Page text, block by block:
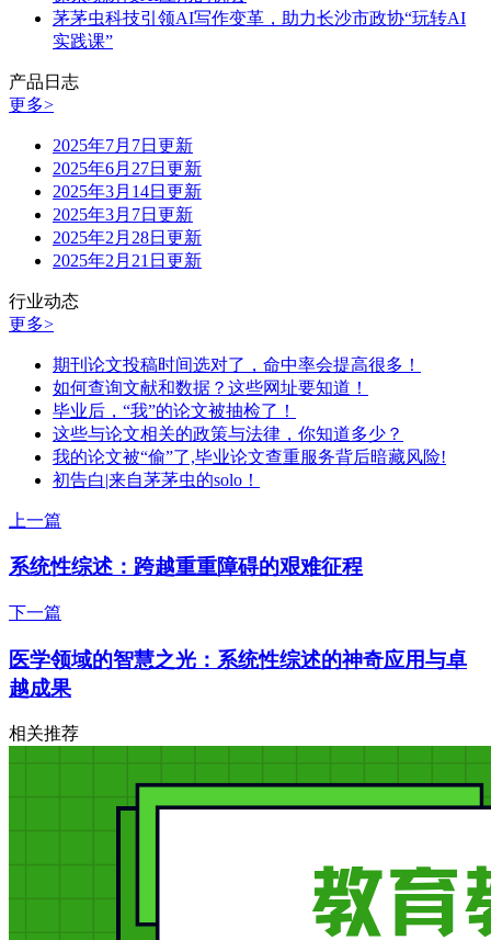
茅茅虫科技引领AI写作变革，助力长沙市政协“玩转AI
实践课”
产品日志
更多>
2025年7月7日更新
2025年6月27日更新
2025年3月14日更新
2025年3月7日更新
2025年2月28日更新
2025年2月21日更新
行业动态
更多>
期刊论文投稿时间选对了，命中率会提高很多！
如何查询文献和数据？这些网址要知道！
毕业后，“我”的论文被抽检了！
这些与论文相关的政策与法律，你知道多少？
我的论文被“偷”了,毕业论文查重服务背后暗藏风险!
初告白|来自茅茅虫的solo！
上一篇
系统性综述：跨越重重障碍的艰难征程
下一篇
医学领域的智慧之光：系统性综述的神奇应用与卓
越成果
相关推荐